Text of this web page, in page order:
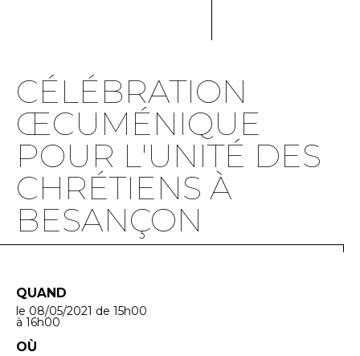
CÉLÉBRATION
ŒCUMÉNIQUE
POUR L'UNITÉ DES
CHRÉTIENS À
BESANÇON
QUAND
le 08/05/2021 de 15h00
à 16h00
OÙ